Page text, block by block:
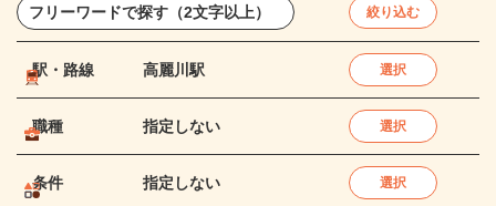
絞り込む
駅・路線 高麗川駅 選択
職種 指定しない 選択
条件 指定しない 選択